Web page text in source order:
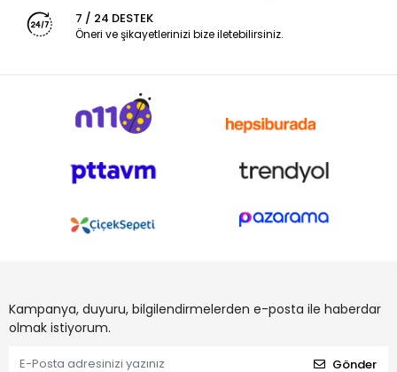
7 / 24 DESTEK
Öneri ve şikayetlerinizi bize iletebilirsiniz.
Kampanya, duyuru, bilgilendirmelerden e-posta ile haberdar
olmak istiyorum.
Gönder